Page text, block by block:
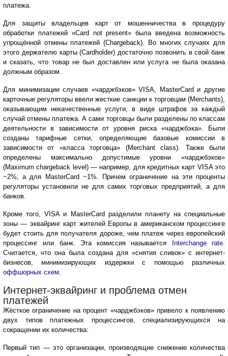
платежа.
Для защиты владельцев карт от мошенничества в процедуру
обработки платежей «Card not present» была введена возможность
упрощённой отмены платежей (Chargeback). Во многих случаях для
этого держателю карты (Cardholder) достаточно позвонить в свой банк
и сказать, что товар не был доставлен или услуга не была оказана
должным образом.
Для минимизации случаев «чарджбэков» VISA, MasterCard и другие
карточные регуляторы ввели жесткие санкции к торговцам (Merchants),
оказывающим некачественные услуги, в виде штрафов за каждый
случай отмены платежа. А сами торговцы были разделены по классам
деятельности в зависимости от уровня риска «чарджбэка». Были
созданы тарифные сетки, определяющие базовые комиссии в
зависимости от «класса торговца» (Merchant class). Также были
определены максимально допустимые уровни «чарджбэков»
(Maximum chargeback level) — например, для кредитных карт VISA это
~2%, а для MasterCard ~1%. Причем ограничение на эти проценты
регуляторы установили не для самих торговых предприятий, а для
банков.
Кроме того, VISA и MasterCard разделили планету на специальные
зоны — эквайринг карт жителей Европы в американском процессинге
будет стоить для получателя дороже, чем платеж через европейский
процессинг или банк. Эта комиссия называется
Interchange rate.
Считается, что она была создана для «снятия сливок» с интернет-
бизнесов, минимизирующих издержки с помощью различных
оффшорных схем.
Интернет-эквайринг и проблема отмен
платежей
Жёсткое ограничение на процент «чарджбэков» привело к появлению
двух типов платежных процессингов, специализирующихся на
сокращении их количества:
Первый тип — это организации, производящие снижение количества